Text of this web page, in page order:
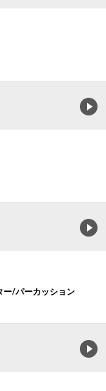
ー/パーカッション